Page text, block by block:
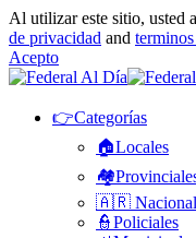
Al utilizar este sitio, usted
de privacidad and
Acepto
👉Categorías
🏠Locales
🇦🇷
👮Policiales